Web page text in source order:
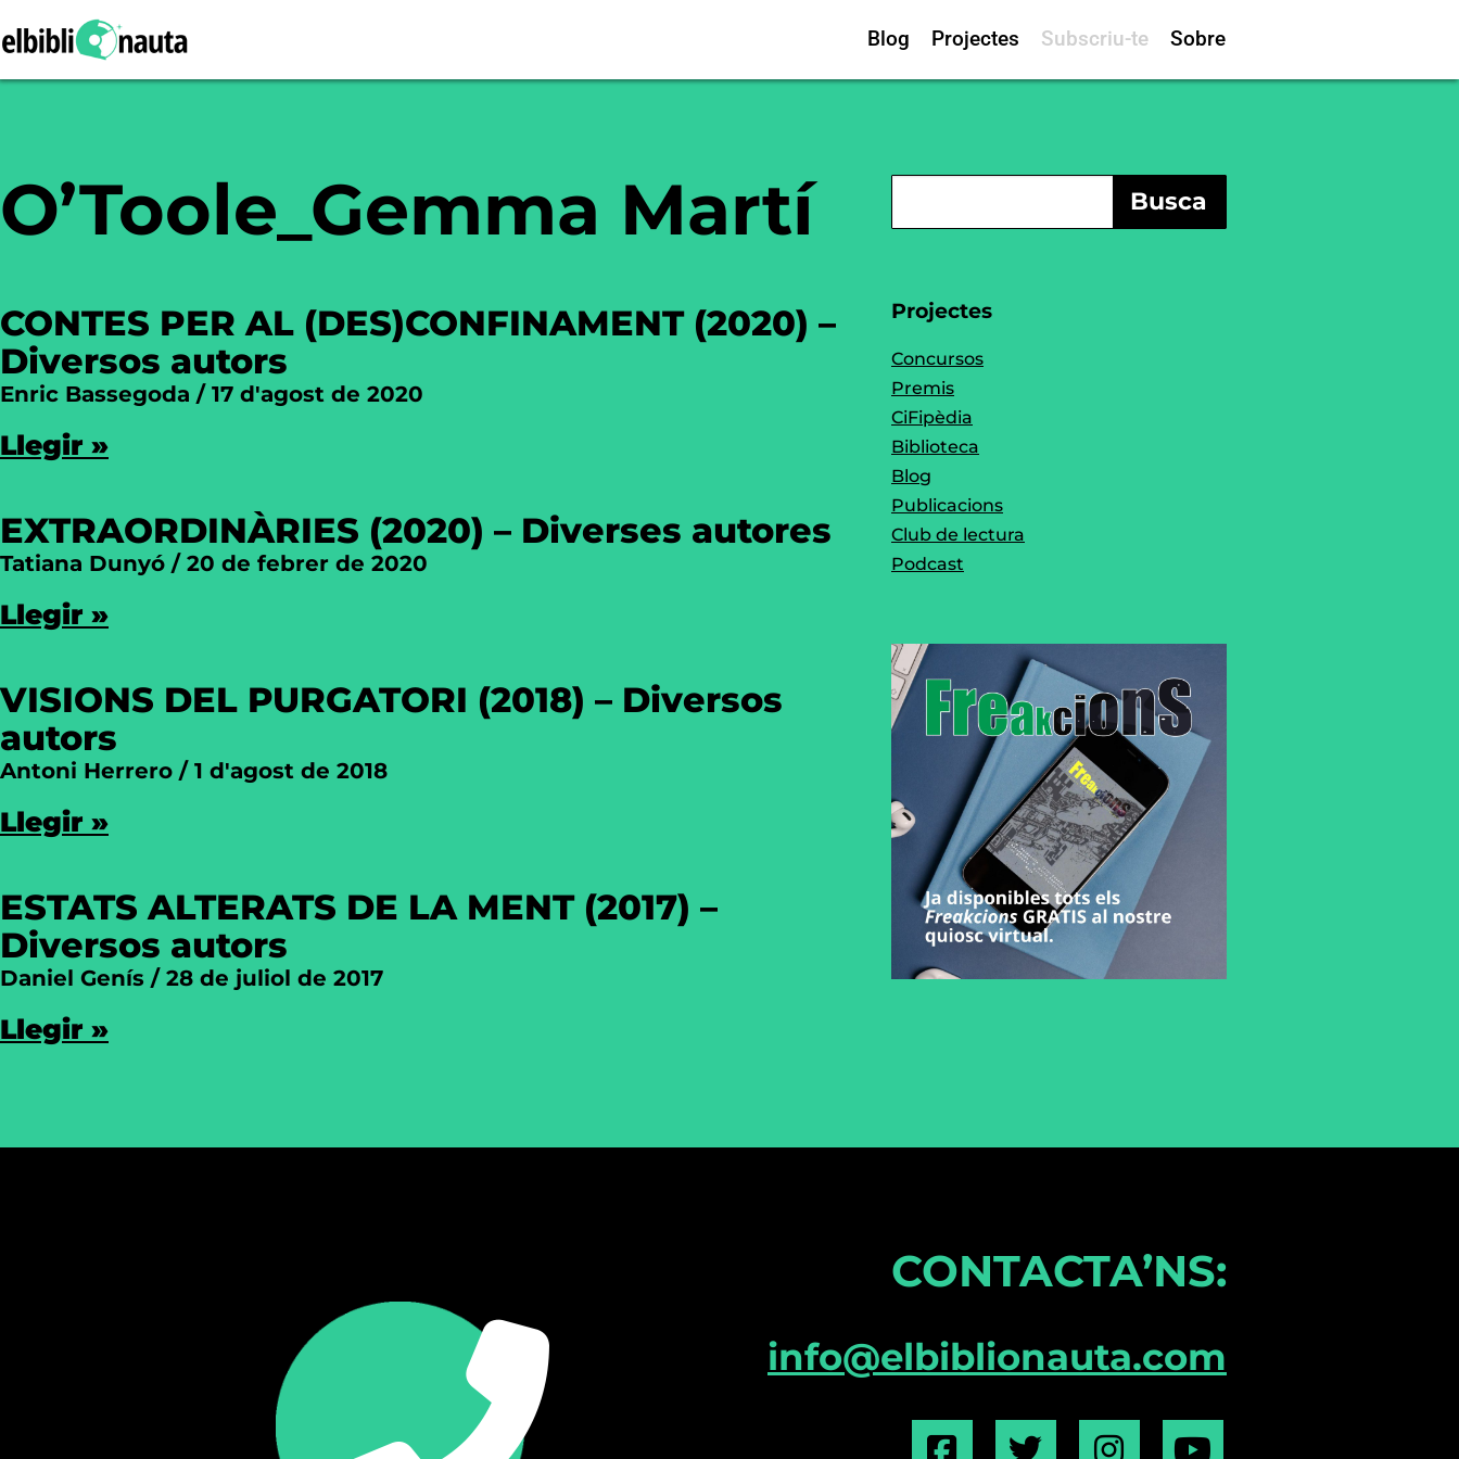
Blog Projectes Subscriu-te Sobre
O’Toole_Gemma Martí
CONTES PER AL (DES)CONFINAMENT (2020) –
Diversos autors
Enric Bassegoda 17 d'agost de 2020
Llegir »
EXTRAORDINÀRIES (2020) – Diverses autores
Tatiana Dunyó 20 de febrer de 2020
Llegir »
VISIONS DEL PURGATORI (2018) – Diversos
autors
Antoni Herrero 1 d'agost de 2018
Llegir »
ESTATS ALTERATS DE LA MENT (2017) –
Diversos autors
Daniel Genís 28 de juliol de 2017
Llegir »
Busca
Projectes
Concursos
Premis
CiFipèdia
Biblioteca
Blog
Publicacions
Club de lectura
Podcast
CONTACTA’NS:
info@elbiblionauta.com